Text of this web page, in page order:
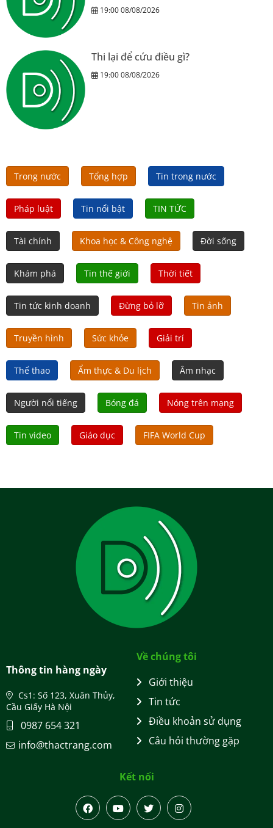
19:00 08/08/2026
Thi lại để cứu điều gì?
19:00 08/08/2026
Trong nước Tổng hợp Tin trong nước
Pháp luật Tin nổi bật TIN TỨC
Tài chính Khoa học & Công nghệ Đời sống
Khám phá Tin thế giới Thời tiết
Tin tức kinh doanh Đừng bỏ lỡ Tin ảnh
Truyền hình Sức khỏe Giải trí
Thể thao Ẩm thực & Du lịch Âm nhạc
Người nổi tiếng Bóng đá Nóng trên mạng
Tin video Giáo dục FIFA World Cup
Thông tin hàng ngày
Cs1: Số 123, Xuân Thủy,
Cầu Giấy Hà Nội
0987 654 321
info@thactrang.com
Về chúng tôi
Giới thiệu
Tin tức
Điều khoản sử dụng
Câu hỏi thường gặp
Kết nối